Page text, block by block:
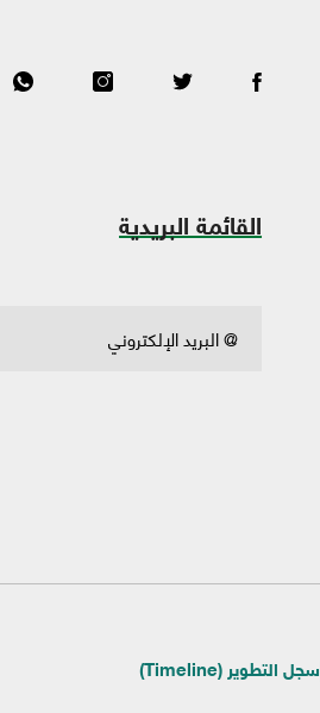
القائمة البريدية
سجل التطوير (Timeline)